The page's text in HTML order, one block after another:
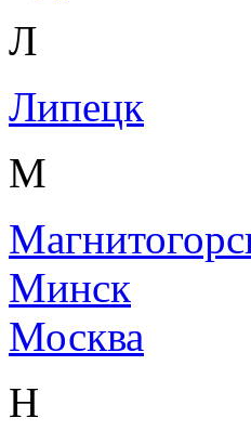
Л
Липецк
М
Минск
Москва
Н